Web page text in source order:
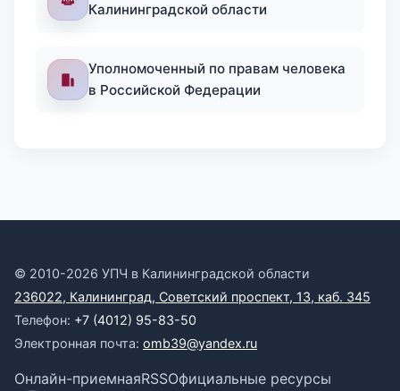
Калининградской области
Уполномоченный по правам человека
в Российской Федерации
© 2010-2026 УПЧ в Калининградской области
236022, Калининград, Советский проспект, 13, каб. 345
Телефон: +7 (4012) 95-83-50
Электронная почта: omb39@yandex.ru
Онлайн-приемнаяRSSОфициальные ресурсы